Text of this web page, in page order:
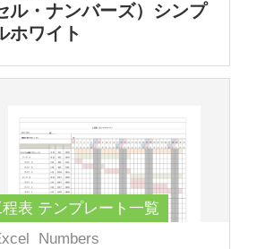
ル・ナンバーズ）シンプ
ホワイト
表 テンプレート一覧
Numbers